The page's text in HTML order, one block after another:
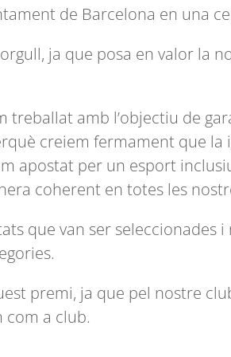
de Barcelona en una
ja que posa en valor la
treballat amb l’objectiu de
creiem fermament que
apostat per un esport
coherent en totes les
que van ser
premi, ja que pel nostre
com a club.